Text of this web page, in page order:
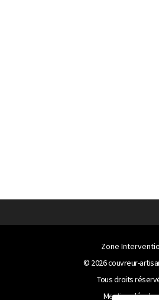
Zone
© 2026couvreur-
Tous droits
Mentions légales